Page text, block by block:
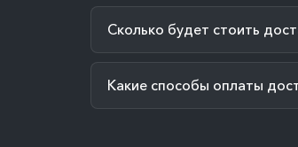
Сколько будет стоить
Какие способы оплаты